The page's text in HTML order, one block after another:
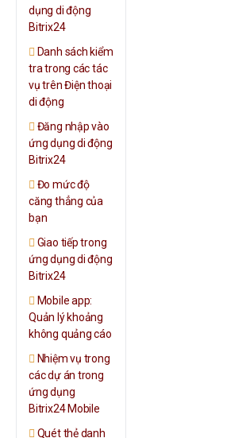
dụng di động
Bitrix24
Danh sách kiểm
tra trong các tác
vụ trên Điện thoại
di động
Đăng nhập vào
ứng dụng di động
Bitrix24
Đo mức độ
căng thẳng của
bạn
Giao tiếp trong
ứng dụng di động
Bitrix24
Mobile app:
Quản lý khoảng
không quảng cáo
Nhiệm vụ trong
các dự án trong
ứng dụng
Bitrix24 Mobile
Quét thẻ danh